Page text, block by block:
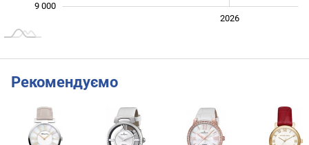
9 000
2026
Рекомендуємо